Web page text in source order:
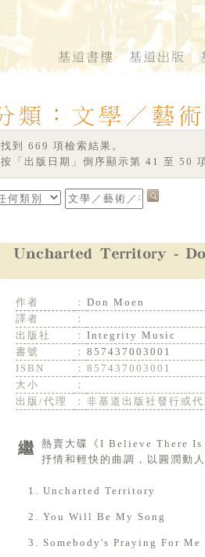
找到 669 項檢索結果。
按「出版日期」倒序顯示第 41 至 50
作者 ： Don Moen
譯者
：
出版社
： Integrity Music
書號
： 857437003001
ISBN
： 857437003001
大小
：
出版/代理
： 非基道出版社發行或
繼熱賣大碟《I Believe There Is More》，殿堂級敬拜領袖Don Moen本年最新大碟，收錄13首創作，結合
抒情和輕快的曲調，以圓潤動
Uncharted Territory
You Will Be My Song
Somebody's Praying For Me